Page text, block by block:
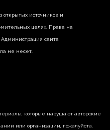
источников и
целях. Права на
сайта
не несет.
которые нарушают авторские
или организации, пожалуйста,